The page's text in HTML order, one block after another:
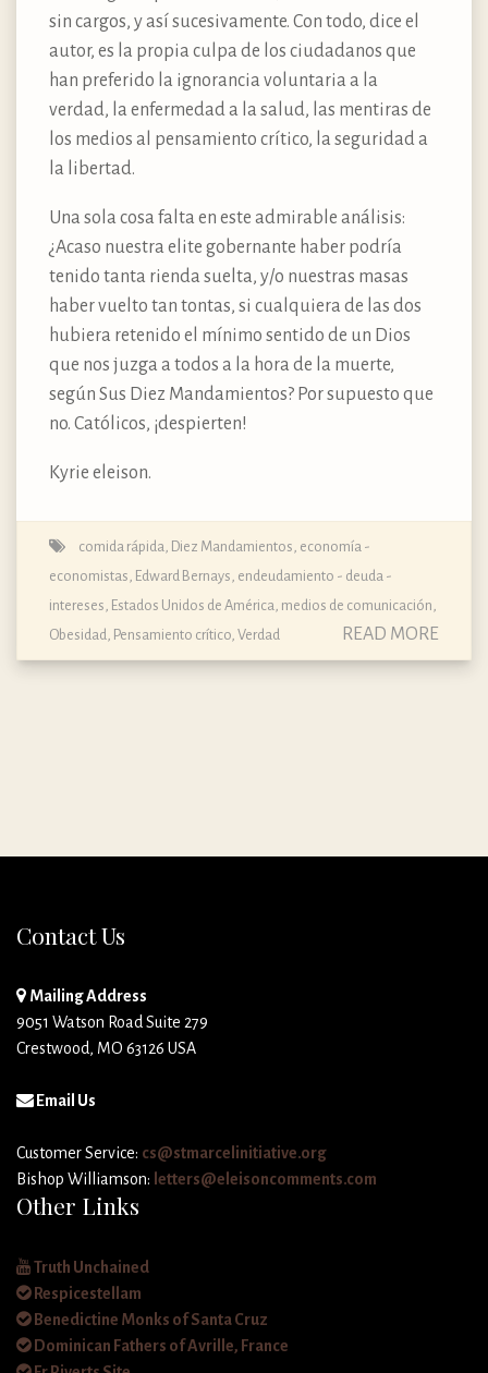
sin cargos, y así sucesivamente. Con todo, dice el
autor, es la propia culpa de los ciudadanos que
han preferido la ignorancia voluntaria a la
verdad, la enfermedad a la salud, las mentiras de
los medios al pensamiento crítico, la seguridad a
la libertad.
Una sola cosa falta en este admirable análisis:
¿Acaso nuestra elite gobernante haber podría
tenido tanta rienda suelta, y/o nuestras masas
haber vuelto tan tontas, si cualquiera de las dos
hubiera retenido el mínimo sentido de un Dios
que nos juzga a todos a la hora de la muerte,
según Sus Diez Mandamientos? Por supuesto que
no. Católicos, ¡despierten!
Kyrie eleison.
comida rápida Diez Mandamientos economía -
economistas Edward Bernays endeudamiento - deuda -
intereses Estados Unidos de América medios de comunicación
Obesidad Pensamiento crítico Verdad READ MORE
Contact Us
Mailing Address
9051 Watson Road Suite 279
Crestwood, MO 63126 USA
Email Us
Customer Service: cs@stmarcelinitiative.org
Bishop Williamson: letters@eleisoncomments.com
Other Links
Truth Unchained
Respicestellam
Benedictine Monks of Santa Cruz
Dominican Fathers of Avrille, France